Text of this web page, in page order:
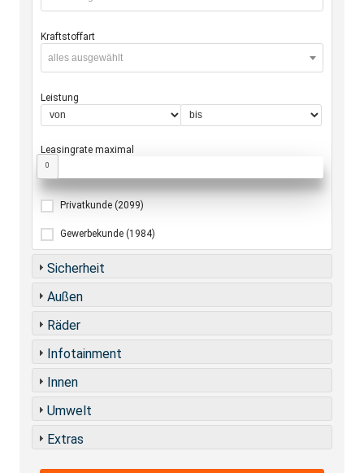
Kraftstoffart
alles ausgewählt
Leistung
Leasingrate maximal
0
Privatkunde (2099)
Gewerbekunde (1984)
Sicherheit
Außen
Räder
Infotainment
Innen
Umwelt
Extras